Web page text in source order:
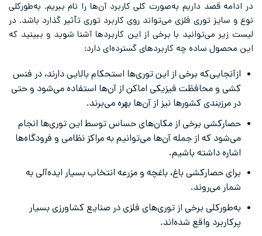
در ادامه قصد داریم به‌صورت کلی کاربرد آن‌ها را نام ببریم. به‌طورکلی
نوع و سایز توری فلزی می‌تواند روی کاربرد توری تأثیر گذارد باشد. در
لیست زیر می‌توانید با برخی از این کاربردها آشنا شوید و ببینید که
این محصول ساده چه کاربردهای گسترده‌ای دارد:
ازآنجایی‌که برخی از این توری‌ها استحکام بالایی دارند، در فنس
کشی و محافظت فیزیکی اماکن از آن‌ها استفاده می‌شود و حتی
در مرزبندی کشورها نیز از آن‌ها بهره می‌برند.
حصارکشی برخی از مکان‌های حساس توسط این توری‌ها انجام
می‌شود که از جمله آن‌ها می‌توانیم به مراکز نظامی و فرودگاه‌ها
اشاره داشته باشیم.
برای حصارکشی باغ، باغچه و مزرعه انتخاب بسیار ایده‌آلی به
شمار می‌روند.
به‌طورکلی برخی از توری‌های فلزی در صنایع کشاورزی بسیار
پرکاربرد واقع شده‌اند.